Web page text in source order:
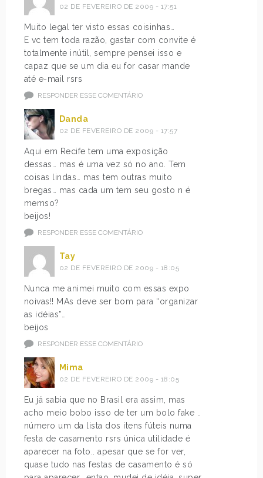
02 DE FEVEREIRO DE 2009 - 17:51
Muito legal ter visto essas coisinhas…
E vc tem toda razão, gastar com convite é
totalmente inútil, sempre pensei isso e
capaz que se um dia eu for casar mande
até e-mail rsrs
RESPONDER ESSE COMENTÁRIO
Danda
02 DE FEVEREIRO DE 2009 - 17:57
Aqui em Recife tem uma exposição
dessas… mas é uma vez só no ano. Tem
coisas lindas… mas tem outras muito
bregas… mas cada um tem seu gosto n é
memso?
beijos!
RESPONDER ESSE COMENTÁRIO
Tay
02 DE FEVEREIRO DE 2009 - 18:05
Nunca me animei muito com essas expo
noivas!! MAs deve ser bom para “organizar
as idéias”…
beijos
RESPONDER ESSE COMENTÁRIO
Mima
02 DE FEVEREIRO DE 2009 - 18:05
Eu já sabia que no Brasil era assim, mas
acho meio bobo isso de ter um bolo fake ..
número um da lista dos itens fúteis numa
festa de casamento rsrs única utilidade é
aparecer na foto.. apesar que se for ver,
quase tudo nas festas de casamento é só